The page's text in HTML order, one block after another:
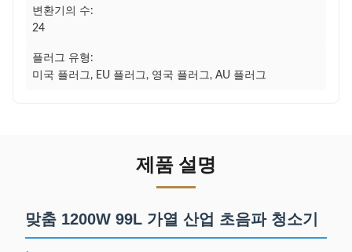
변환기의 수:
24
플러그 유형:
미국 플러그, EU 플러그, 영국 플러그, AU 플러그
제품 설명
맞춤 1200W 99L 가열 산업 초음파 청소기